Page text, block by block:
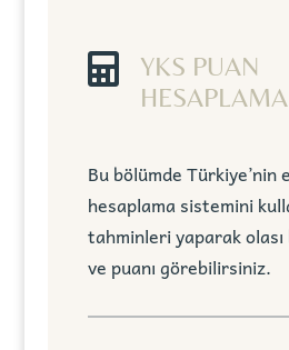

YKS PUAN
HESAPLAMA
Bu bölümde Türkiye’nin
hesaplama sistemini
tahminleri yaparak olası
ve puanı görebilirsiniz.